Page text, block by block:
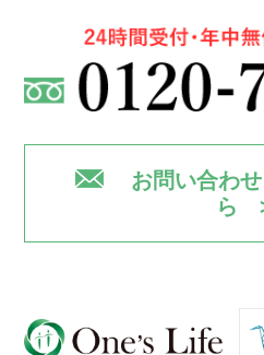
お問い合わ
ら